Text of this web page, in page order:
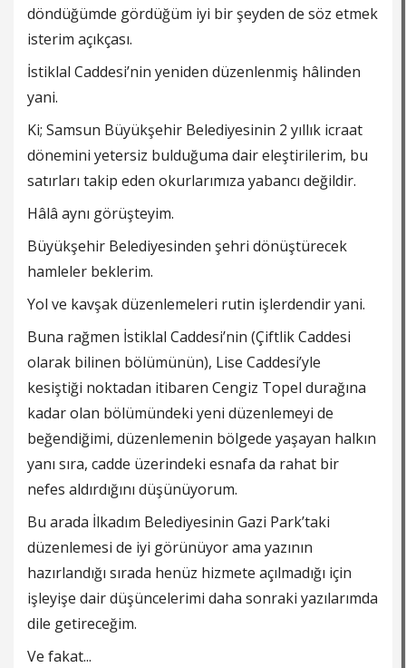
döndüğümde gördüğüm iyi bir şeyden de söz etmek
isterim açıkçası.
İstiklal Caddesi’nin yeniden düzenlenmiş hâlinden
yani.
Ki; Samsun Büyükşehir Belediyesinin 2 yıllık icraat
dönemini yetersiz bulduğuma dair eleştirilerim, bu
satırları takip eden okurlarımıza yabancı değildir.
Hâlâ aynı görüşteyim.
Büyükşehir Belediyesinden şehri dönüştürecek
hamleler beklerim.
Yol ve kavşak düzenlemeleri rutin işlerdendir yani.
Buna rağmen İstiklal Caddesi’nin (Çiftlik Caddesi
olarak bilinen bölümünün), Lise Caddesi’yle
kesiştiği noktadan itibaren Cengiz Topel durağına
kadar olan bölümündeki yeni düzenlemeyi de
beğendiğimi, düzenlemenin bölgede yaşayan halkın
yanı sıra, cadde üzerindeki esnafa da rahat bir
nefes aldırdığını düşünüyorum.
Bu arada İlkadım Belediyesinin Gazi Park’taki
düzenlemesi de iyi görünüyor ama yazının
hazırlandığı sırada henüz hizmete açılmadığı için
işleyişe dair düşüncelerimi daha sonraki yazılarımda
dile getireceğim.
Ve fakat...